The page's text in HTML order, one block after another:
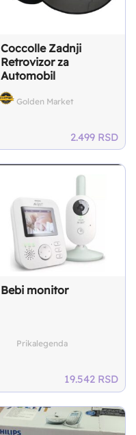
Coccolle Zadnji
Retrovizor za
Automobil
Golden Market
2.499 RSD
Bebi monitor
Prikalegenda
19.542 RSD